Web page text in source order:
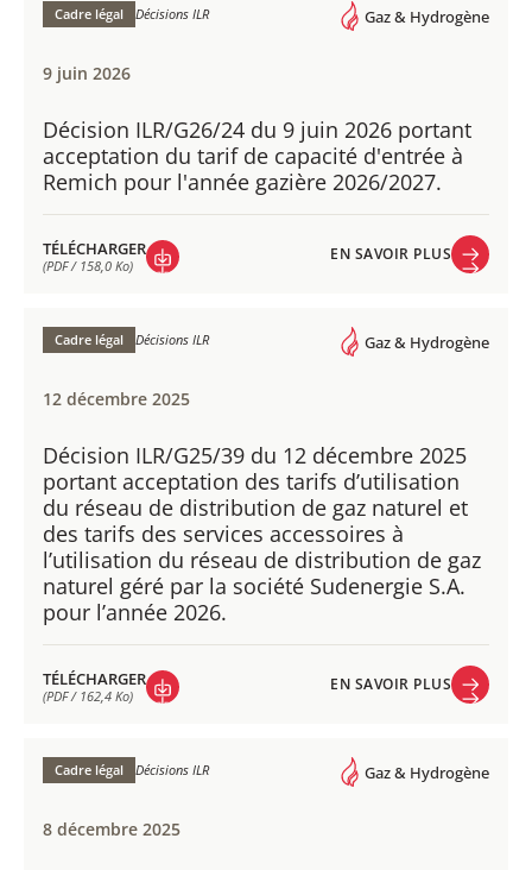
Cadre légal Décisions ILR Gaz & Hydrogène
9 juin 2026
Décision ILR/G26/24 du 9 juin 2026 portant
acceptation du tarif de capacité d'entrée à
Remich pour l'année gazière 2026/2027.
TÉLÉCHARGER
(PDF / 158,0 Ko)
(PDF / 158,0 Ko)
EN SAVOIR PLUS
Cadre légal Décisions ILR Gaz & Hydrogène
12 décembre 2025
Décision ILR/G25/39 du 12 décembre 2025
portant acceptation des tarifs d’utilisation
du réseau de distribution de gaz naturel et
des tarifs des services accessoires à
l’utilisation du réseau de distribution de gaz
naturel géré par la société Sudenergie S.A.
pour l’année 2026.
TÉLÉCHARGER
(PDF / 162,4 Ko)
(PDF / 162,4 Ko)
EN SAVOIR PLUS
Cadre légal Décisions ILR Gaz & Hydrogène
8 décembre 2025